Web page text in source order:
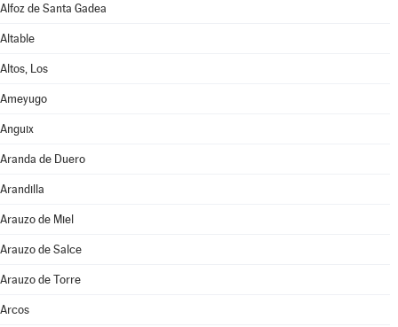
Alfoz de Santa Gadea
Altable
Altos, Los
Ameyugo
Anguix
Aranda de Duero
Arandilla
Arauzo de Miel
Arauzo de Salce
Arauzo de Torre
Arcos